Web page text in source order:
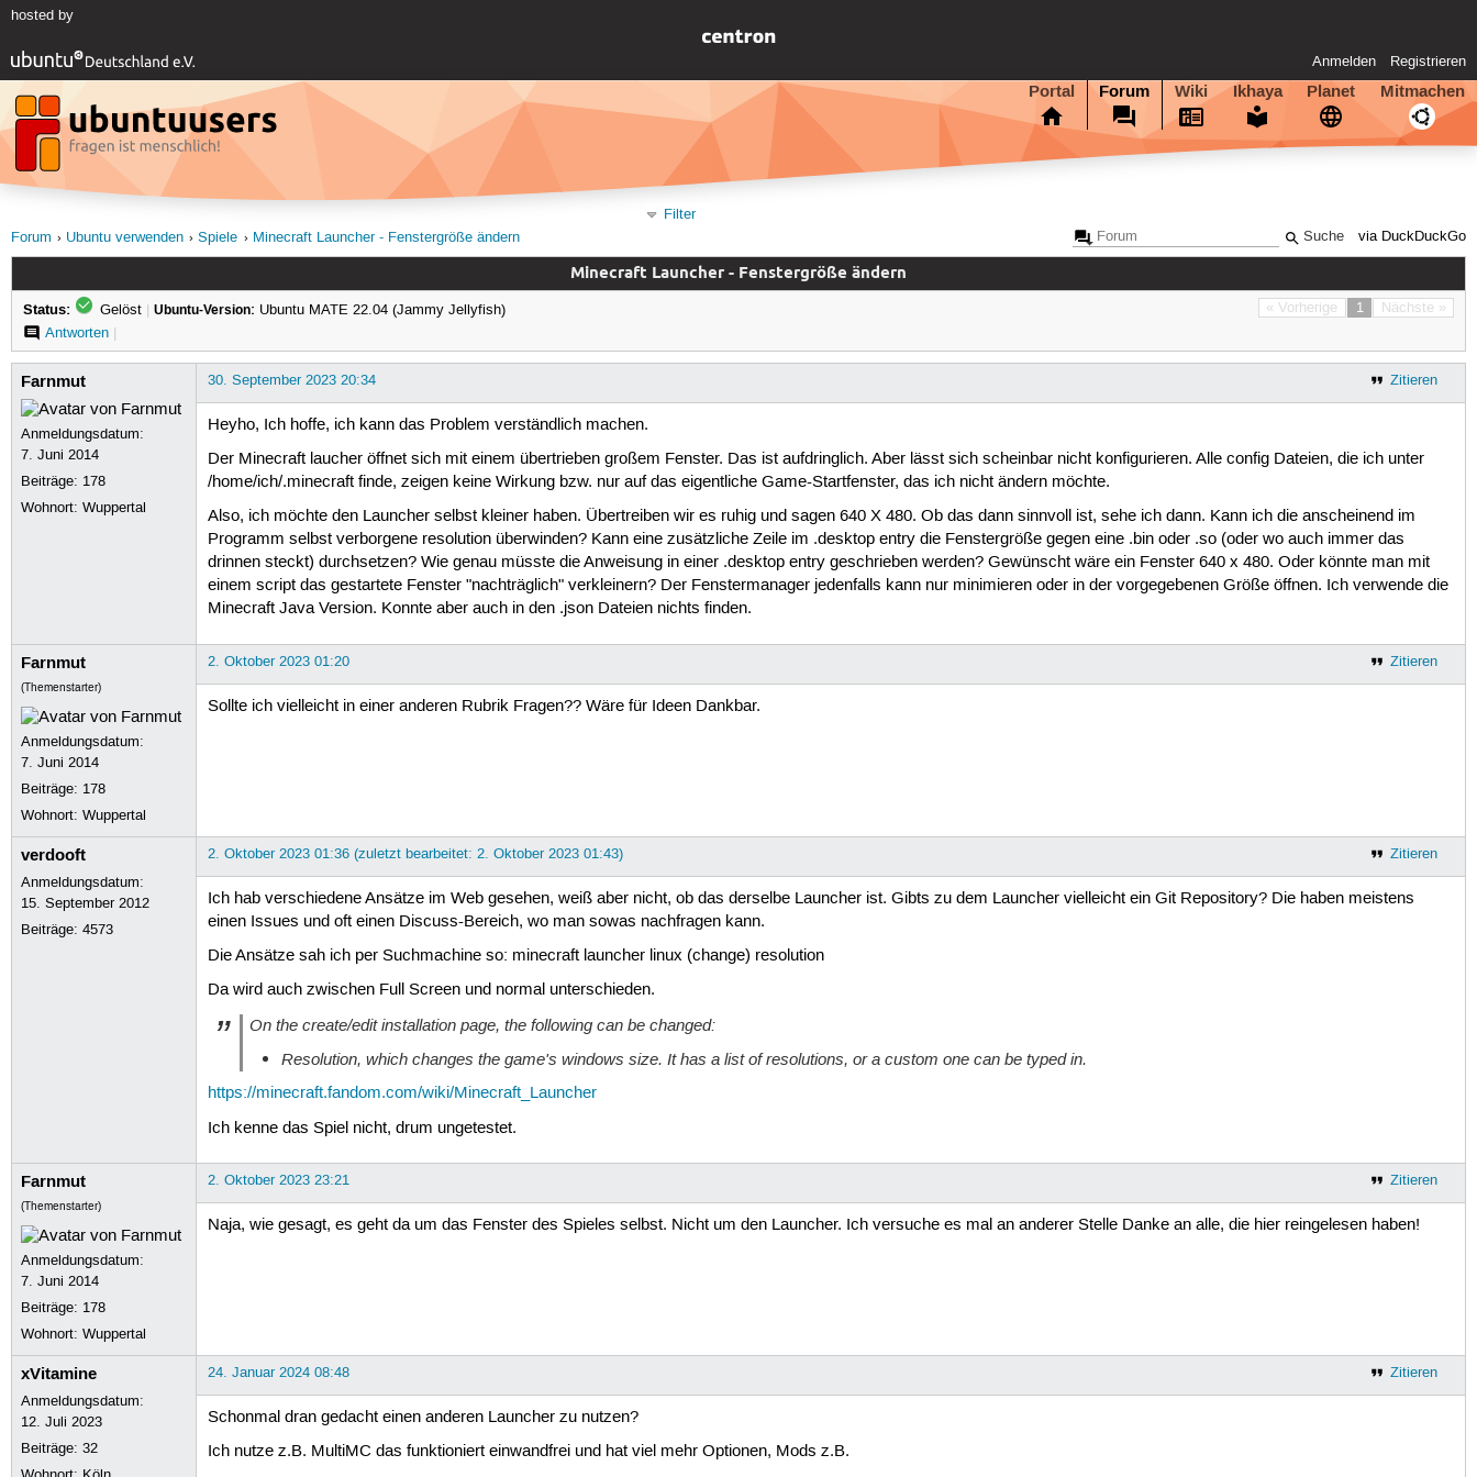
hosted by
Anmelden Registrieren
Portal Forum Wiki Ikhaya Planet Mitmachen
via DuckDuckGo
Filter
Forum
Ubuntu verwenden Spiele Minecraft Launcher - Fenstergröße ändern
Minecraft Launcher - Fenstergröße ändern
« Vorherige 1 Nächste »
Status: Gelöst | Ubuntu-Version: Ubuntu MATE 22.04 (Jammy Jellyfish)
Antworten|
Farnmut
Anmeldungsdatum:
7. Juni 2014
Beiträge: 178
Wohnort: Wuppertal
Zitieren
30. September 2023 20:34
Heyho, Ich hoffe, ich kann das Problem verständlich machen.
Der Minecraft laucher öffnet sich mit einem übertrieben großem Fenster. Das ist aufdringlich. Aber lässt sich scheinbar nicht konfigurieren. Alle config Dateien, die ich unter
/home/ich/.minecraft finde, zeigen keine Wirkung bzw. nur auf das eigentliche Game-Startfenster, das ich nicht ändern möchte.
Also, ich möchte den Launcher selbst kleiner haben. Übertreiben wir es ruhig und sagen 640 X 480. Ob das dann sinnvoll ist, sehe ich dann. Kann ich die anscheinend im
Programm selbst verborgene resolution überwinden? Kann eine zusätzliche Zeile im .desktop entry die Fenstergröße gegen eine .bin oder .so (oder wo auch immer das
drinnen steckt) durchsetzen? Wie genau müsste die Anweisung in einer .desktop entry geschrieben werden? Gewünscht wäre ein Fenster 640 x 480. Oder könnte man mit
einem script das gestartete Fenster "nachträglich" verkleinern? Der Fenstermanager jedenfalls kann nur minimieren oder in der vorgegebenen Größe öffnen. Ich verwende die
Minecraft Java Version. Konnte aber auch in den .json Dateien nichts finden.
Farnmut
(Themenstarter)
Anmeldungsdatum:
7. Juni 2014
Beiträge: 178
Wohnort: Wuppertal
Zitieren
2. Oktober 2023 01:20
Sollte ich vielleicht in einer anderen Rubrik Fragen?? Wäre für Ideen Dankbar.
verdooft
Anmeldungsdatum:
15. September 2012
Beiträge:4573
Zitieren
2. Oktober 2023 01:36 (zuletzt bearbeitet: 2. Oktober 2023 01:43)
Ich hab verschiedene Ansätze im Web gesehen, weiß aber nicht, ob das derselbe Launcher ist. Gibts zu dem Launcher vielleicht ein Git Repository? Die haben meistens
einen Issues und oft einen Discuss-Bereich, wo man sowas nachfragen kann.
Die Ansätze sah ich per Suchmachine so: minecraft launcher linux (change) resolution
Da wird auch zwischen Full Screen und normal unterschieden.
On the create/edit installation page, the following can be changed:
Resolution, which changes the game's windows size. It has a list of resolutions, or a custom one can be typed in.
https://minecraft.fandom.com/wiki/Minecraft_Launcher
Ich kenne das Spiel nicht, drum ungetestet.
Farnmut
(Themenstarter)
Anmeldungsdatum:
7. Juni 2014
Beiträge: 178
Wohnort: Wuppertal
Zitieren
2. Oktober 2023 23:21
Naja, wie gesagt, es geht da um das Fenster des Spieles selbst. Nicht um den Launcher. Ich versuche es mal an anderer Stelle Danke an alle, die hier reingelesen haben!
xVitamine
Anmeldungsdatum:
12. Juli 2023
Beiträge:32
Zitieren
24. Januar 2024 08:48
Schonmal dran gedacht einen anderen Launcher zu nutzen?
Ich nutze z.B. MultiMC das funktioniert einwandfrei und hat viel mehr Optionen, Mods z.B.